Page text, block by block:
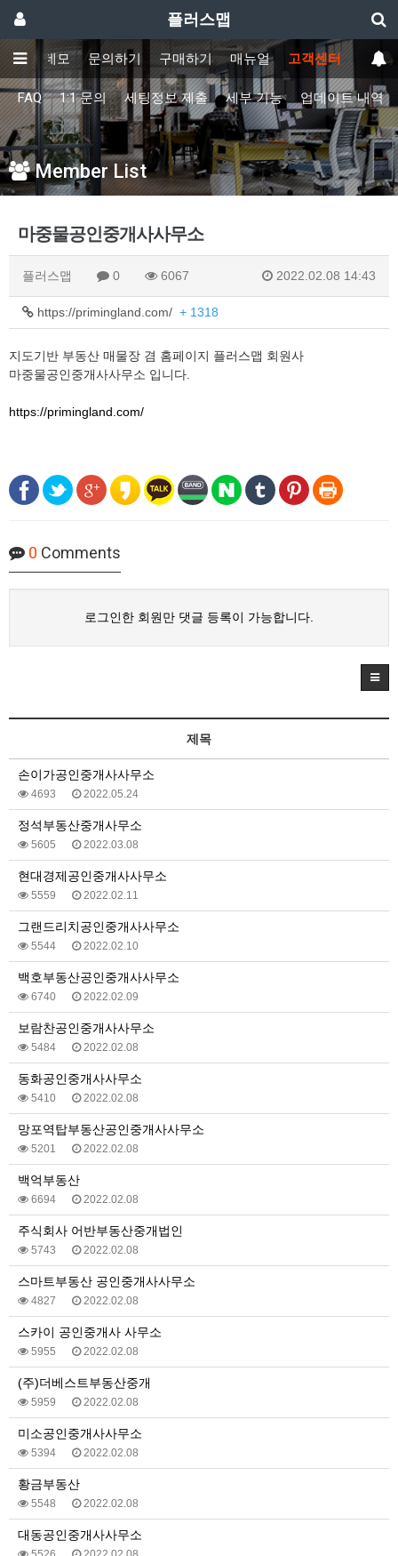
플러스맵
능 데모 문의하기 구매하기 매뉴얼 고객센터
FAQ 1:1 문의 세팅정보 제출 세부 기능 업데이트 내역
Member List
마중물공인중개사사무소
플러스맵 0 6067 2022.02.08 14:43
https://primingland.com/ + 1318
지도기반 부동산 매물장 겸 홈페이지 플러스맵 회원사
마중물공인중개사사무소 입니다.
https://primingland.com/
0 Comments
로그인한 회원만 댓글 등록이 가능합니다.
제목
손이가공인중개사사무소
4693 2022.05.24
정석부동산중개사무소
5605 2022.03.08
현대경제공인중개사사무소
5559 2022.02.11
그랜드리치공인중개사사무소
5544 2022.02.10
백호부동산공인중개사사무소
6740 2022.02.09
보람찬공인중개사사무소
5484 2022.02.08
동화공인중개사사무소
5410 2022.02.08
망포역탑부동산공인중개사사무소
5201 2022.02.08
백억부동산
6694 2022.02.08
주식회사 어반부동산중개법인
5743 2022.02.08
스마트부동산 공인중개사사무소
4827 2022.02.08
스카이 공인중개사 사무소
5955 2022.02.08
(주)더베스트부동산중개
5959 2022.02.08
미소공인중개사사무소
5394 2022.02.08
황금부동산
5548 2022.02.08
대동공인중개사사무소